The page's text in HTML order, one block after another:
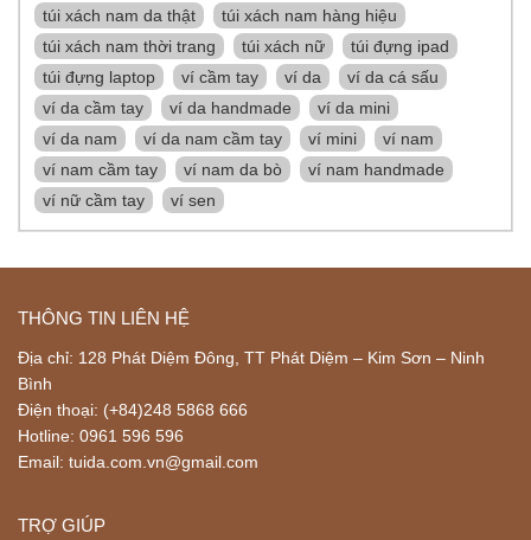
túi xách nam da thật
túi xách nam hàng hiệu
túi xách nam thời trang
túi xách nữ
túi đựng ipad
túi đựng laptop
ví cầm tay ví da
ví da cá sấu
ví da cầm tay
ví da handmade
ví da mini
ví da nam
ví da nam cầm tay ví mini
ví nam
ví nam cầm tay
ví nam da bò
ví nam handmade
ví nữ cầm tay
ví sen
THÔNG TIN LIÊN HỆ
Địa chỉ: 128 Phát Diệm Đông, TT Phát Diệm – Kim Sơn – Ninh
Bình
Điện thoại: (+84)248 5868 666
Hotline: 0961 596 596
Email: tuida.com.vn@gmail.com
TRỢ GIÚP